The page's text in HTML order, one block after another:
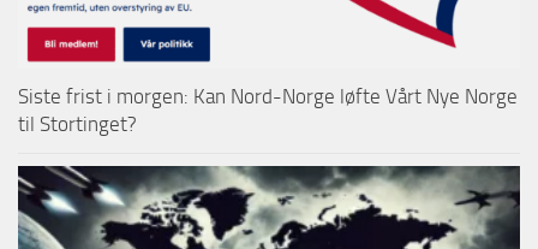
Siste frist i morgen: Kan Nord-Norge løfte Vårt Nye Norge
til Stortinget?